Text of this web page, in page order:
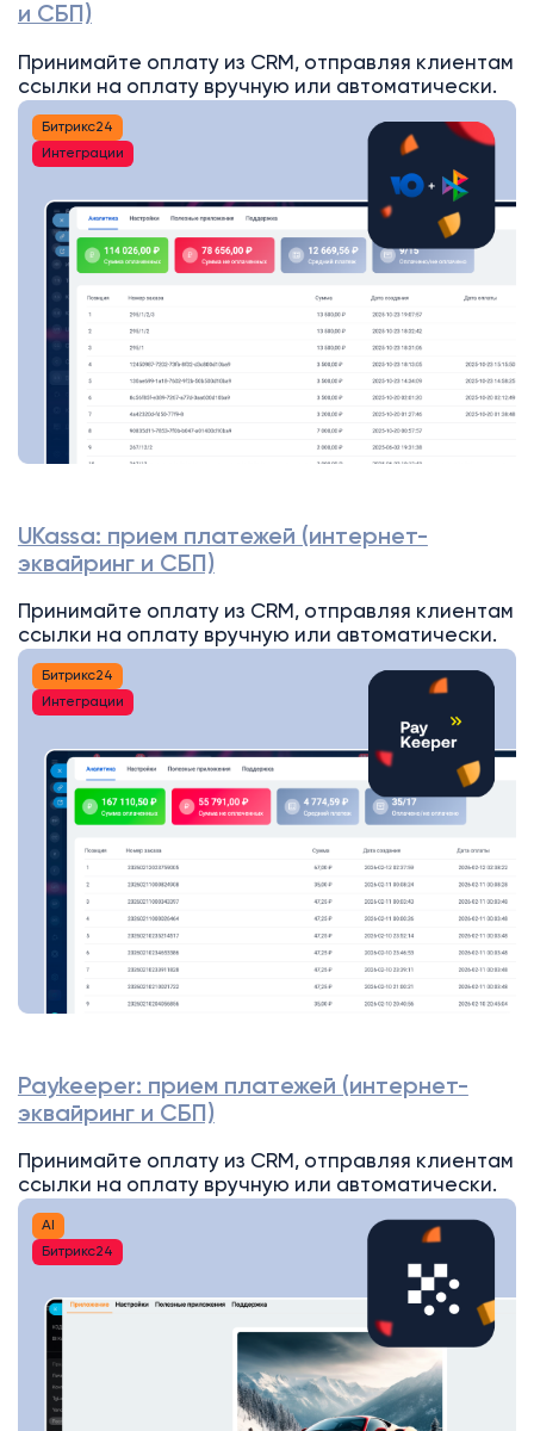
и СБП)
Принимайте оплату из CRM, отправляя клиентам
ссылки на оплату вручную или автоматически.
Битрикс24
Интеграции
UKassa: прием платежей (интернет-
эквайринг и СБП)
Принимайте оплату из CRM, отправляя клиентам
ссылки на оплату вручную или автоматически.
Битрикс24
Интеграции
Paykeeper: прием платежей (интернет-
эквайринг и СБП)
Принимайте оплату из CRM, отправляя клиентам
ссылки на оплату вручную или автоматически.
AI
Битрикс24